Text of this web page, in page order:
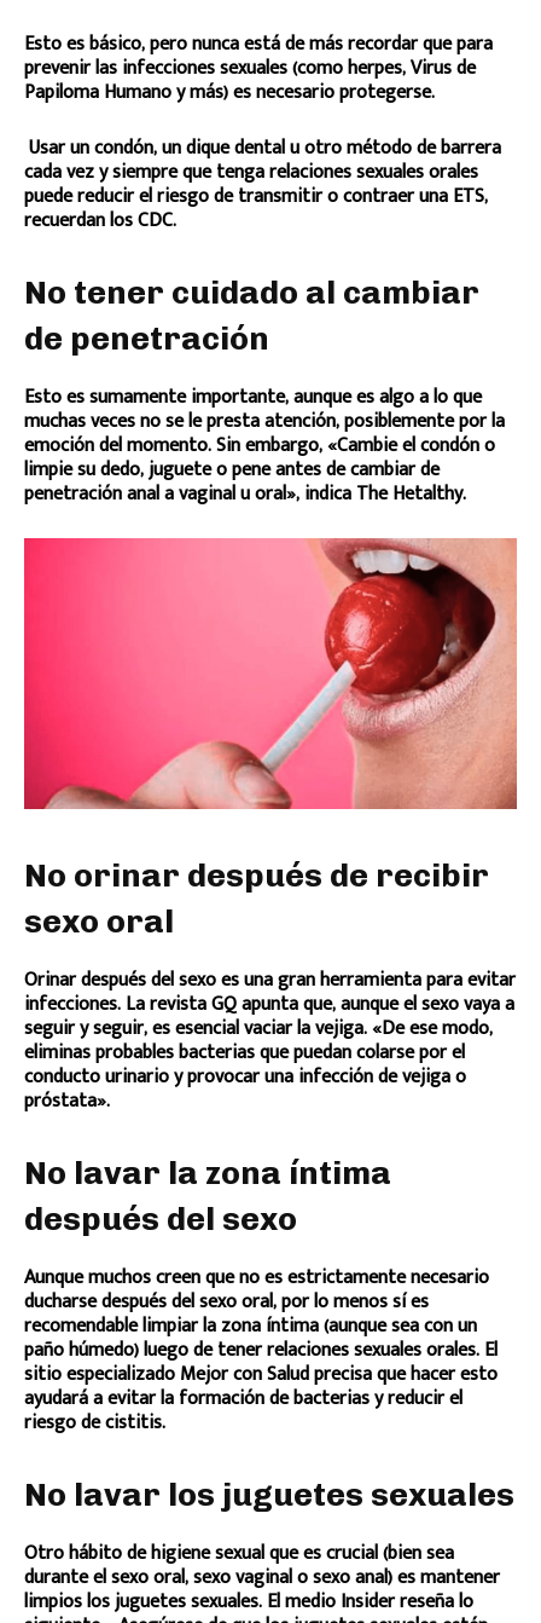
Esto es básico, pero nunca está de más recordar que para
prevenir las infecciones sexuales (como herpes, Virus de
Papiloma Humano y más) es necesario protegerse.
Usar un condón, un dique dental u otro método de barrera
cada vez y siempre que tenga relaciones sexuales orales
puede reducir el riesgo de transmitir o contraer una ETS,
recuerdan los CDC.
No tener cuidado al cambiar
de penetración
Esto es sumamente importante, aunque es algo a lo que
muchas veces no se le presta atención, posiblemente por la
emoción del momento. Sin embargo, «Cambie el condón o
limpie su dedo, juguete o pene antes de cambiar de
penetración anal a vaginal u oral», indica The Hetalthy.
No orinar después de recibir
sexo oral
Orinar después del sexo es una gran herramienta para evitar
infecciones. La revista GQ apunta que, aunque el sexo vaya a
seguir y seguir, es esencial vaciar la vejiga. «De ese modo,
eliminas probables bacterias que puedan colarse por el
conducto urinario y provocar una infección de vejiga o
próstata».
No lavar la zona íntima
después del sexo
Aunque muchos creen que no es estrictamente necesario
ducharse después del sexo oral, por lo menos sí es
recomendable limpiar la zona íntima (aunque sea con un
paño húmedo) luego de tener relaciones sexuales orales. El
sitio especializado Mejor con Salud precisa que hacer esto
ayudará a evitar la formación de bacterias y reducir el
riesgo de cistitis.
No lavar los juguetes sexuales
Otro hábito de higiene sexual que es crucial (bien sea
durante el sexo oral, sexo vaginal o sexo anal) es mantener
limpios los juguetes sexuales. El medio Insider reseña lo